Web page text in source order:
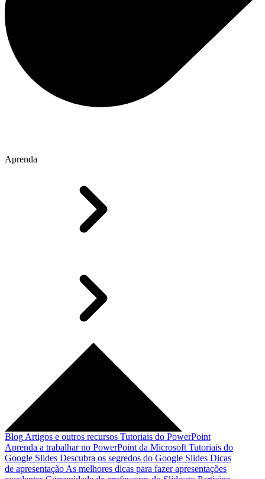
Aprenda
Blog Artigos e outros recursos Tutoriais do PowerPoint
Aprenda a trabalhar no PowerPoint da Microsoft Tutoriais do
Google Slides Descubra os segredos do Google Slides Dicas
de apresentação As melhores dicas para fazer apresentações